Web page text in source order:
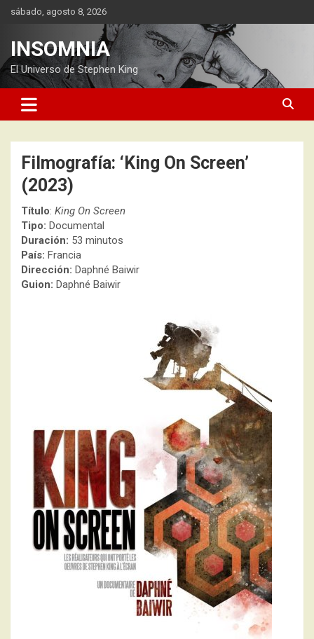
Saltarsábado, agosto 8, 2026
INSOMNIA
El Universo de Stephen King
Filmografía: ‘King On Screen’
(2023)
Título: King On Screen
Tipo: Documental
Duración: 53 minutos
País: Francia
Dirección: Daphné Baiwir
Guion: Daphné Baiwir